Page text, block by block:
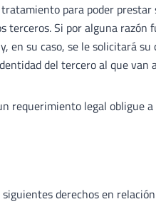
para poder prestar
terceros. Si por alguna razón
en su caso, se le solicitará
del tercero al que van
requerimiento legal obligue
derechos en